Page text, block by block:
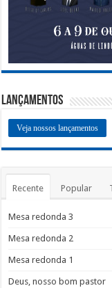
Lançamentos
Veja nossos lançamentos
Recente Popular
Mesa redonda 3
Mesa redonda 2
Mesa redonda 1
Deus, nosso bom pastor